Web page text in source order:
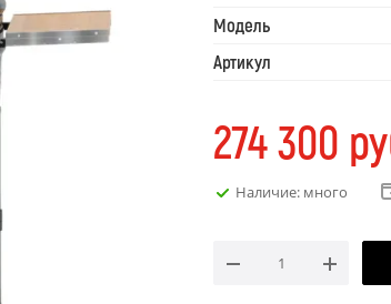
Модель
Артикул
274 300
Наличие: много